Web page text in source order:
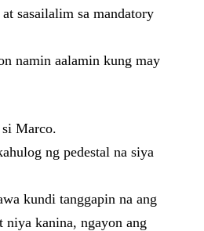
sasailalim sa mandatory
namin aalamin kung may
Marco.
ng pedestal na siya
kundi tanggapin na ang
kanina, ngayon ang